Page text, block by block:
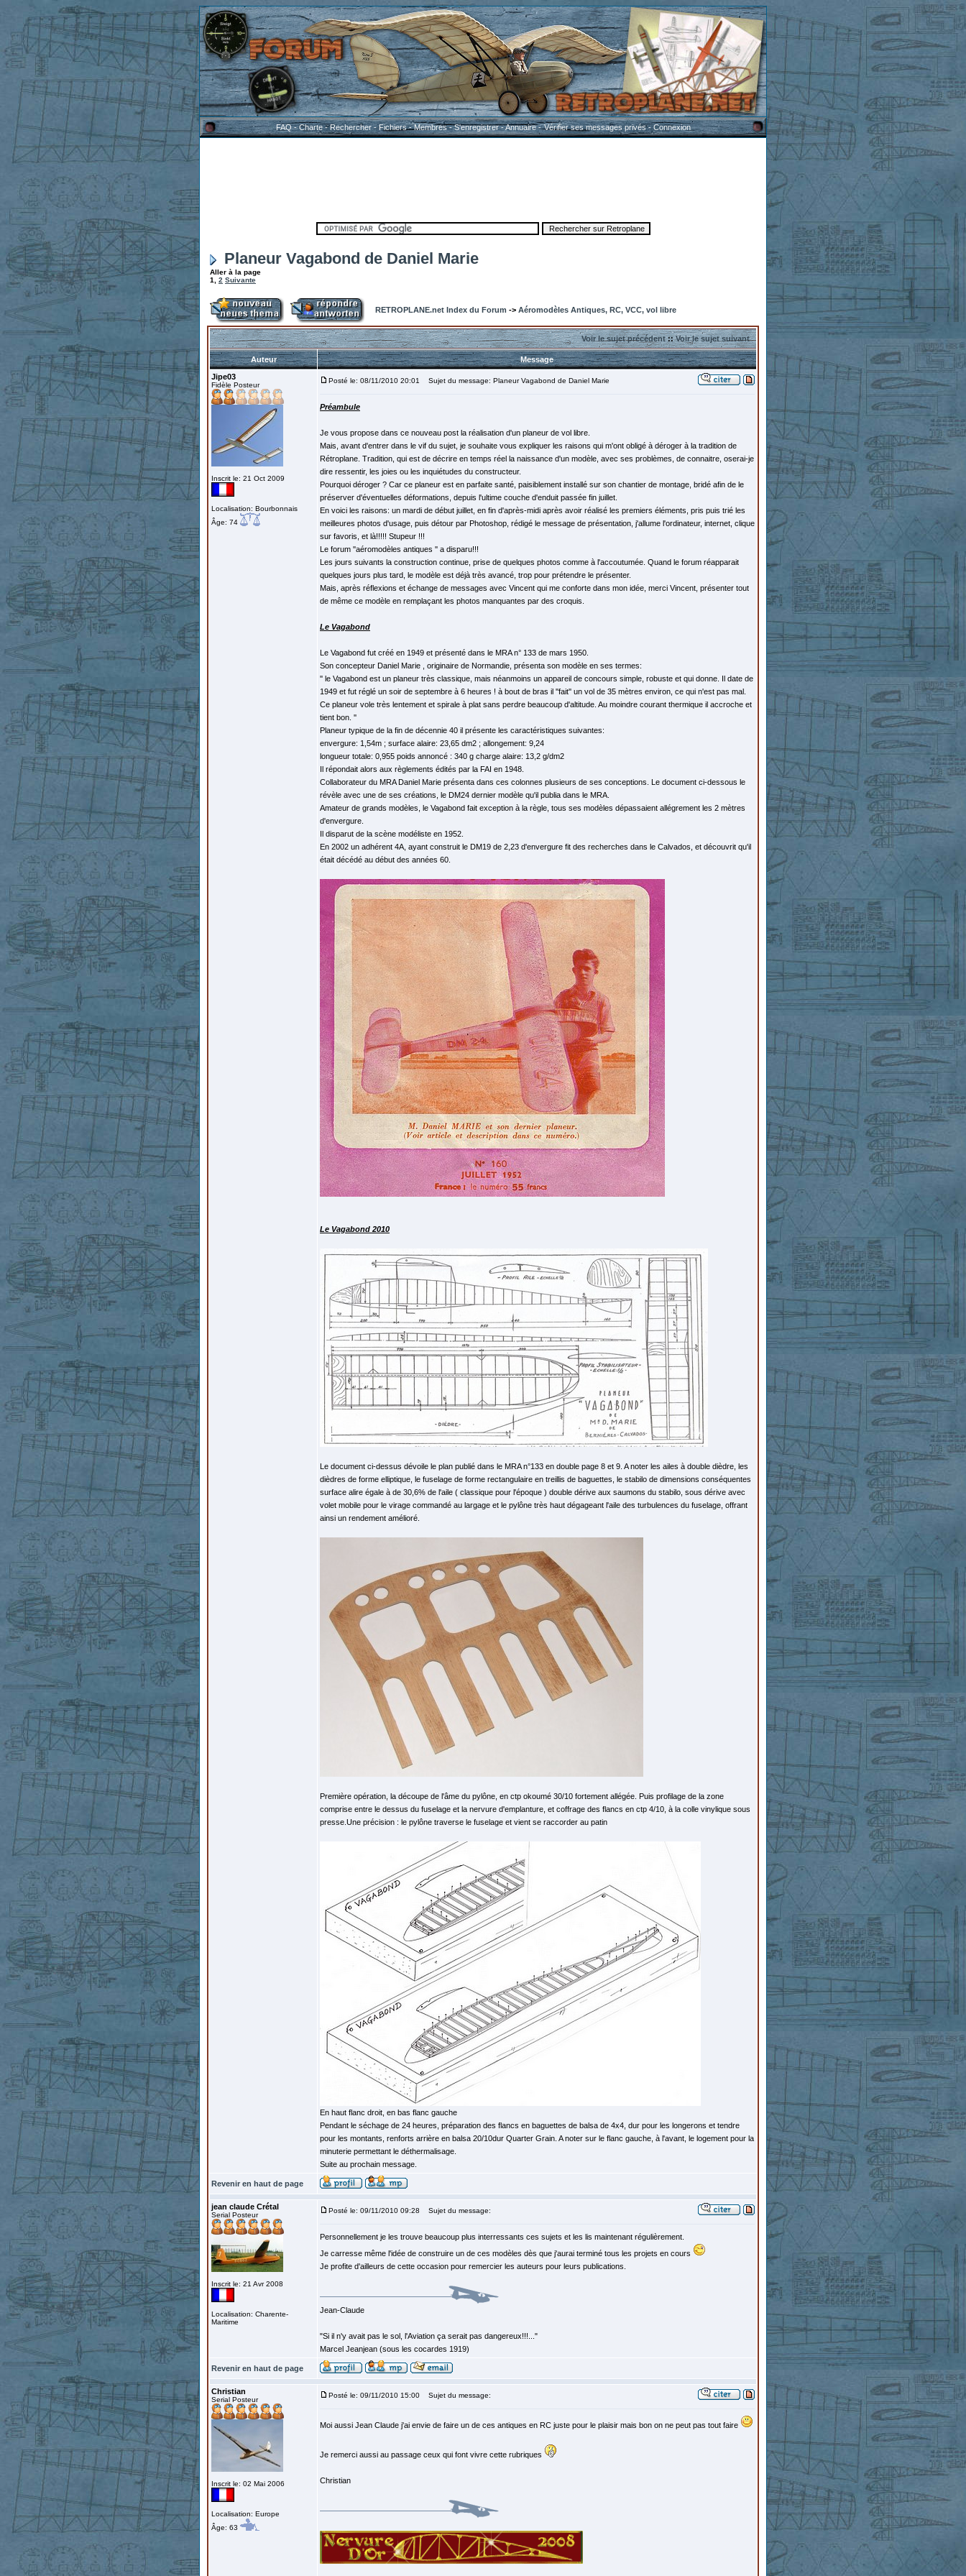
FAQ-Charte-Rechercher-Fichiers-Membres-S'enregistrer-Annuaire-Vérifier ses messages privés-Connexion
Planeur Vagabond de Daniel Marie
Aller à la page
1
2 Suivante
RETROPLANE.net Index du Forum -> Aéromodèles Antiques, RC, VCC, vol libre
Voir le sujet précédent::Voir le sujet suivant
Auteur
Message
Jipe03
Fidèle Posteur
Inscrit le: 21 Oct 2009
Localisation: Bourbonnais
Âge: 74
Posté le: 08/11/2010 20:01 Sujet du message: Planeur Vagabond de Daniel Marie
Préambule
Je vous propose dans ce nouveau post la réalisation d'un planeur de vol libre.
Mais, avant d'entrer dans le vif du sujet, je souhaite vous expliquer les raisons qui m'ont obligé à déroger à la tradition de
Rétroplane. Tradition, qui est de décrire en temps réel la naissance d'un modèle, avec ses problèmes, de connaitre, oserai-je
dire ressentir, les joies ou les inquiétudes du constructeur.
Pourquoi déroger ? Car ce planeur est en parfaite santé, paisiblement installé sur son chantier de montage, bridé afin de le
préserver d'éventuelles déformations, depuis l'ultime couche d'enduit passée fin juillet.
En voici les raisons: un mardi de début juillet, en fin d'après-midi après avoir réalisé les premiers éléments, pris puis trié les
meilleures photos d'usage, puis détour par Photoshop, rédigé le message de présentation, j'allume l'ordinateur, internet, clique
sur favoris, et là!!!!! Stupeur !!!
Le forum ''aéromodèles antiques '' a disparu!!!
Les jours suivants la construction continue, prise de quelques photos comme à l'accoutumée. Quand le forum réapparait
quelques jours plus tard, le modèle est déjà très avancé, trop pour prétendre le présenter.
Mais, après réflexions et échange de messages avec Vincent qui me conforte dans mon idée, merci Vincent, présenter tout
de même ce modèle en remplaçant les photos manquantes par des croquis.
Le Vagabond
Le Vagabond fut créé en 1949 et présenté dans le MRA n° 133 de mars 1950.
Son concepteur Daniel Marie , originaire de Normandie, présenta son modèle en ses termes:
'' le Vagabond est un planeur très classique, mais néanmoins un appareil de concours simple, robuste et qui donne. Il date de
1949 et fut réglé un soir de septembre à 6 heures ! à bout de bras il ''fait'' un vol de 35 mètres environ, ce qui n'est pas mal.
Ce planeur vole très lentement et spirale à plat sans perdre beaucoup d'altitude. Au moindre courant thermique il accroche et
tient bon. ''
Planeur typique de la fin de décennie 40 il présente les caractéristiques suivantes:
envergure: 1,54m ; surface alaire: 23,65 dm2 ; allongement: 9,24
longueur totale: 0,955 poids annoncé : 340 g charge alaire: 13,2 g/dm2
Il répondait alors aux règlements édités par la FAI en 1948.
Collaborateur du MRA Daniel Marie présenta dans ces colonnes plusieurs de ses conceptions. Le document ci-dessous le
révèle avec une de ses créations, le DM24 dernier modèle qu'il publia dans le MRA.
Amateur de grands modèles, le Vagabond fait exception à la règle, tous ses modèles dépassaient allégrement les 2 mètres
d'envergure.
Il disparut de la scène modéliste en 1952.
En 2002 un adhérent 4A, ayant construit le DM19 de 2,23 d'envergure fit des recherches dans le Calvados, et découvrit qu'il
était décédé au début des années 60.
Le Vagabond 2010
Le document ci-dessus dévoile le plan publié dans le MRA n°133 en double page 8 et 9. A noter les ailes à double dièdre, les
dièdres de forme elliptique, le fuselage de forme rectangulaire en treillis de baguettes, le stabilo de dimensions conséquentes
surface alire égale à de 30,6% de l'aile ( classique pour l'époque ) double dérive aux saumons du stabilo, sous dérive avec
volet mobile pour le virage commandé au largage et le pylône très haut dégageant l'aile des turbulences du fuselage, offrant
ainsi un rendement amélioré.
Première opération, la découpe de l'âme du pylône, en ctp okoumé 30/10 fortement allégée. Puis profilage de la zone
comprise entre le dessus du fuselage et la nervure d'emplanture, et coffrage des flancs en ctp 4/10, à la colle vinylique sous
presse.Une précision : le pylône traverse le fuselage et vient se raccorder au patin
En haut flanc droit, en bas flanc gauche
Pendant le séchage de 24 heures, préparation des flancs en baguettes de balsa de 4x4, dur pour les longerons et tendre
pour les montants, renforts arrière en balsa 20/10dur Quarter Grain. A noter sur le flanc gauche, à l'avant, le logement pour la
minuterie permettant le déthermalisage.
Suite au prochain message.
Revenir en haut de page
jean claude Crétal
Serial Posteur
Inscrit le: 21 Avr 2008
Localisation: Charente-
Maritime
Posté le: 09/11/2010 09:28 Sujet du message:
Personnellement je les trouve beaucoup plus interressants ces sujets et les lis maintenant régulièrement.
Je carresse même l'idée de construire un de ces modèles dès que j'aurai terminé tous les projets en cours
Je profite d'ailleurs de cette occasion pour remercier les auteurs pour leurs publications.
Jean-Claude
"Si il n'y avait pas le sol, l'Aviation ça serait pas dangereux!!!..."
Marcel Jeanjean (sous les cocardes 1919)
Revenir en haut de page
Christian
Serial Posteur
Inscrit le: 02 Mai 2006
Localisation: Europe
Âge: 63
Posté le: 09/11/2010 15:00 Sujet du message:
Moi aussi Jean Claude j'ai envie de faire un de ces antiques en RC juste pour le plaisir mais bon on ne peut pas tout faire
Je remerci aussi au passage ceux qui font vivre cette rubriques
Christian